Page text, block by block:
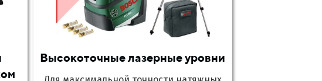
Высокоточные лазерные уровни